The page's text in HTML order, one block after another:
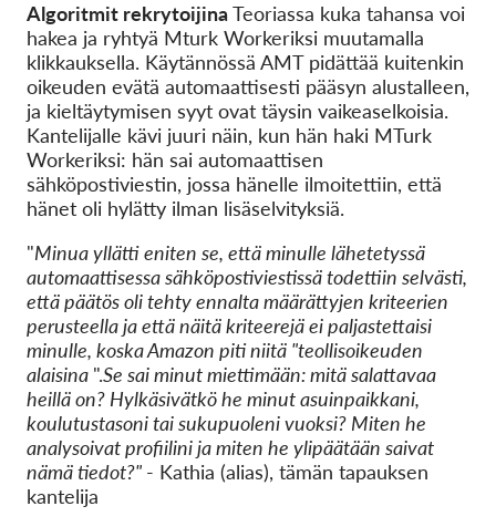
Algoritmit rekrytoijinaTeoriassa kuka tahansa voi
hakea ja ryhtyä Mturk Workeriksi muutamalla
klikkauksella. Käytännössä AMT pidättää kuitenkin
oikeuden evätä automaattisesti pääsyn alustalleen,
ja kieltäytymisen syyt ovat täysin vaikeaselkoisia.
Kantelijalle kävi juuri näin, kun hän haki MTurk
Workeriksi: hän sai automaattisen
sähköpostiviestin, jossa hänelle ilmoitettiin, että
hänet oli hylätty ilman lisäselvityksiä.
"Minua yllätti eniten se, että minulle lähetetyssä
automaattisessa sähköpostiviestissä todettiin selvästi,
että päätös oli tehty ennalta määrättyjen kriteerien
perusteella ja että näitä kriteerejä ei paljastettaisi
minulle, koska Amazon piti niitä "teollisoikeuden
alaisina ".Se sai minut miettimään: mitä salattavaa
heillä on? Hylkäsivätkö he minut asuinpaikkani,
koulutustasoni tai sukupuoleni vuoksi? Miten he
analysoivat profiilini ja miten he ylipäätään saivat
nämä tiedot?" - Kathia (alias), tämän tapauksen
kantelija